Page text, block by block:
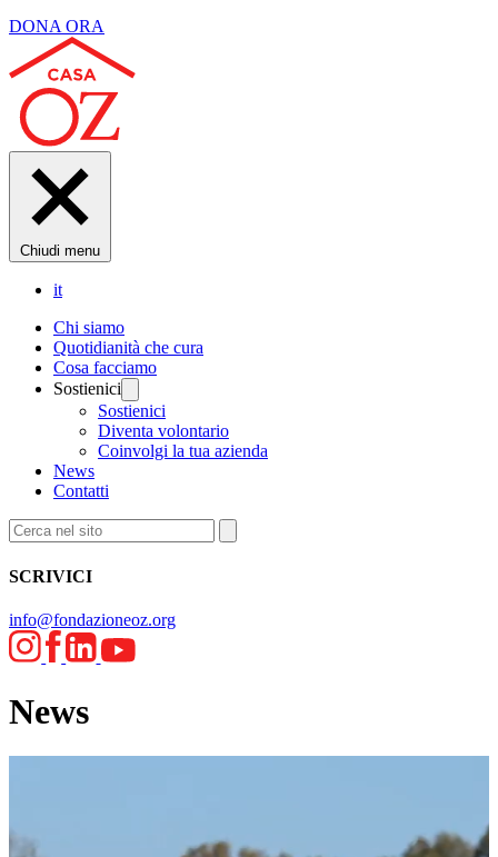
DONA ORA
Chiudi menu
it
Chi siamo
Quotidianità che cura
Cosa facciamo
Sostienici
Sostienici
Diventa volontario
Coinvolgi la tua azienda
News
Contatti
SCRIVICI
info@fondazioneoz.org
News